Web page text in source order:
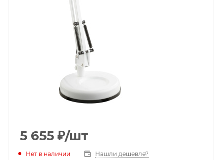
5 655 ₽/шт
Нет в наличии Нашли дешевле?